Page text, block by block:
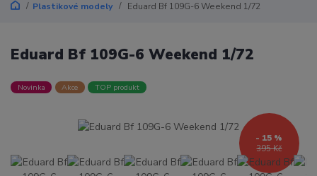
Plastikové modely Eduard Bf 109G-6 Weekend 1/72
Eduard Bf 109G-6 Weekend 1/72
Novinka Akce TOP produkt
395 Kč
- 15 %